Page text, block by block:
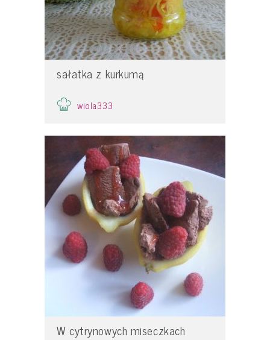
sałatka z kurkumą
wiola333
W cytrynowych miseczkach